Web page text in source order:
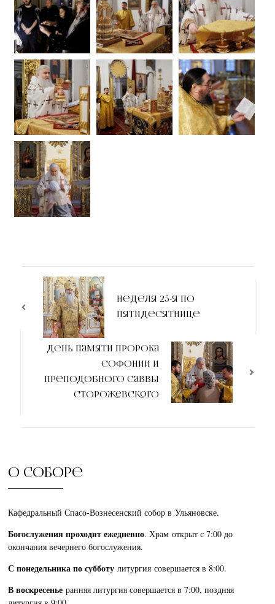
Неделя 25-я по
Пятидесятнице
День памяти пророка
Софонии и
преподобного Саввы
Сторожевского
О соборе
Кафедральный Спасо-Вознесенский собор в Ульяновске.
Богослужения проходят ежедневно. Храм открыт с 7:00 до
окончания вечернего богослужения.
С понедельника по субботулитургия совершается в 8:00.
В воскресеньеранняя литургия совершается в 7:00, поздняя